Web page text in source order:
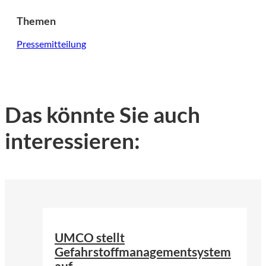
Themen
Pressemitteilung
Das könnte Sie auch
interessieren:
UMCO stellt
Gefahrstoffmanagementsystem